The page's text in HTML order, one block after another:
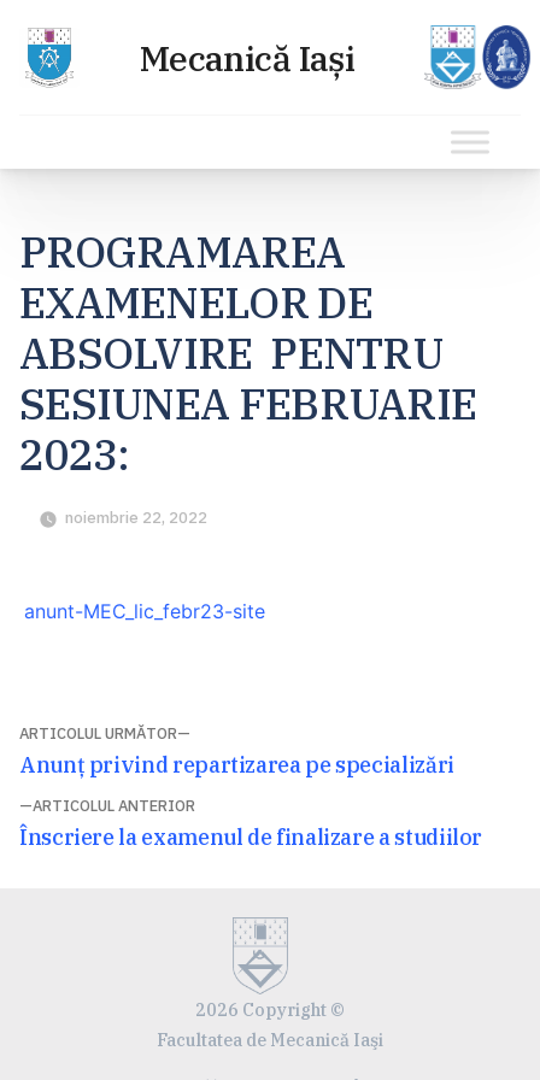
conținut
PROGRAMAREA
EXAMENELOR DE
ABSOLVIRE PENTRU
SESIUNEA FEBRUARIE
2023:
noiembrie 22, 2022
anunt-MEC_lic_febr23-site
Navigare
în
articole
ARTICOLUL ANTERIOR
Articolul
Înscriere la examenul de finalizare a studiilor
ARTICOLUL URMĂTOR
Articolul
Anunț privind repartizarea pe specializări
2026 Copyright ©
Facultatea de Mecanică Iaşi